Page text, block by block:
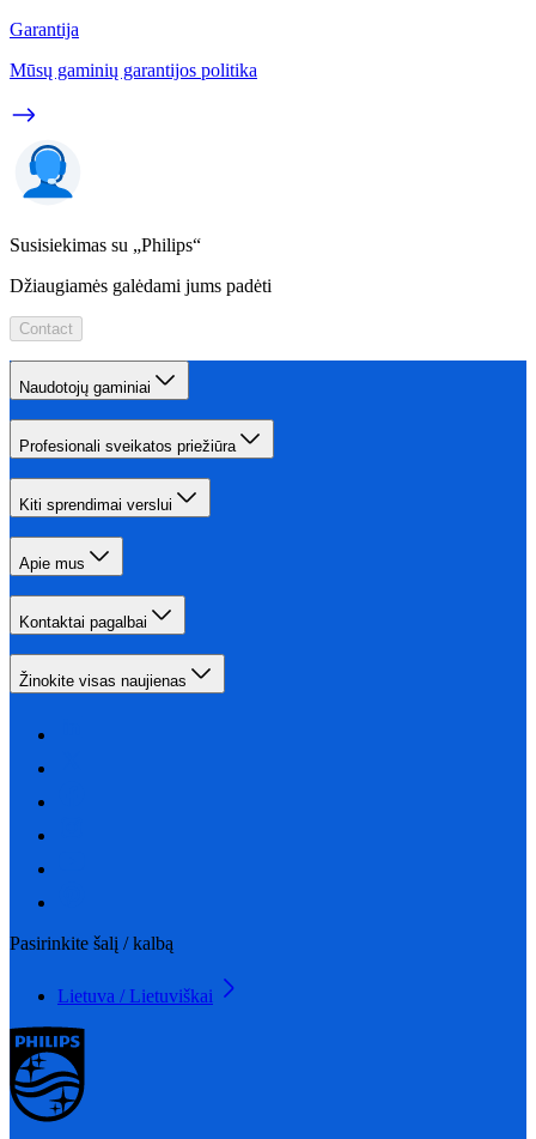
Garantija
Mūsų gaminių garantijos politika
Susisiekimas su „Philips“
Džiaugiamės galėdami jums padėti
Contact
Naudotojų gaminiai
Profesionali sveikatos priežiūra
Kiti sprendimai verslui
Apie mus
Kontaktai pagalbai
Žinokite visas naujienas
Pasirinkite šalį / kalbą
Lietuva / Lietuviškai